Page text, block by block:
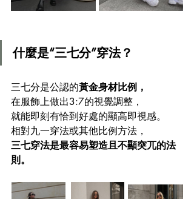
什麼是“三七分”穿法？
三七分是公認的黃金身材比例，
在服飾上做出3:7的視覺調整，
就能即刻有恰到好處的顯高即視感。
相對九一穿法或其他比例方法，
三七穿法是最容易塑造且不顯突兀的法
則。